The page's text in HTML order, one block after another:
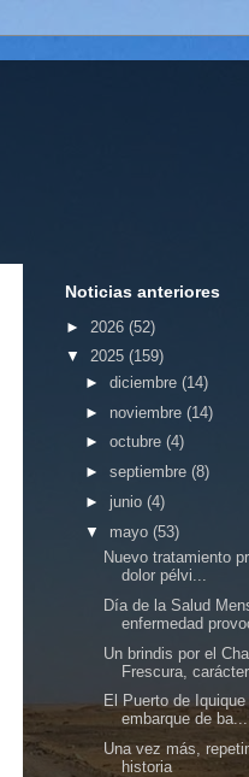
Noticias anteriores
► 2026 (52)
▼ 2025 (159)
► diciembre (14)
► noviembre (14)
► octubre (4)
► septiembre (8)
► junio (4)
▼ mayo (53)
Nuevo tratamiento
dolor pélvi...
Día de la Salud
enfermedad
Un brindis por el
Frescura, carácter
El Puerto de
embarque de ba...
Una vez más,
historia